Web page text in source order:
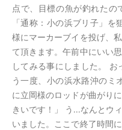
点で、目標の魚が釣れたの
「通称：小の浜ブリ子」
様にマーカーブイを投げ、
て頂きます。午前中にいい
してみる事にしました。
う一度、小の浜水路沖のミ
に立岡様のロッドが曲がり
きいです！」 う...なんとウ
いました。ここで終了時間